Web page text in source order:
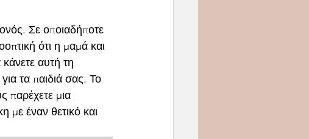
Σε οποιαδήποτε
ότι η μαμά και
αυτή τη
τα παιδιά σας. Το
παρέχετε μια
με έναν θετικό και